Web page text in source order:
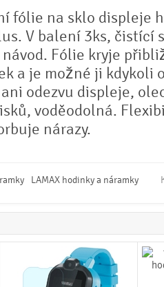
fólie na sklo displeje
V balení 3ks, čistící
Fólie kryje
a je možné ji kdykoli
odezvu displeje,
voděodolná.
nárazy.
LAMAX hodinky a náramky